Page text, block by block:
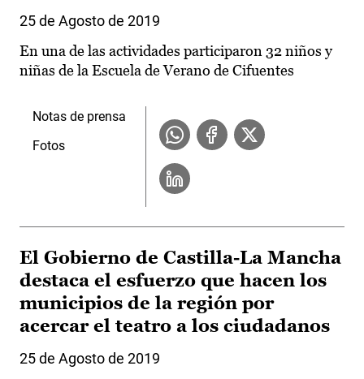
25 de Agosto de 2019
En una de las actividades participaron 32 niños y
niñas de la Escuela de Verano de Cifuentes
Notas de prensa
Fotos
El Gobierno de Castilla-La Mancha
destaca el esfuerzo que hacen los
municipios de la región por
acercar el teatro a los ciudadanos
25 de Agosto de 2019